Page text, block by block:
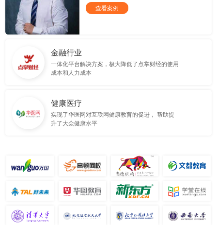
查看案例
金融行业
一体化平台解决方案，极大降低了点掌财经的使用
成本和人力成本
健康医疗
实现了华医网对互联网健康教育的促进， 帮助提
升了大众健康水平